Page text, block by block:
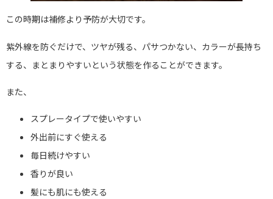
この時期は補修より予防が大切です。
紫外線を防ぐだけで、ツヤが残る、パサつかない、カラーが長持ち
する、まとまりやすいという状態を作ることができます。
また、
スプレータイプで使いやすい
外出前にすぐ使える
毎日続けやすい
香りが良い
髪にも肌にも使える